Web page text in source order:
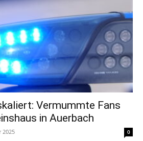
Vermummte Fans
in Auerbach
2025 0